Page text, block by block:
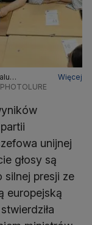
Więcej
unijnej
głosy są
silnej presji ze
europejską